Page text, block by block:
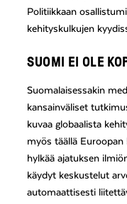
Politiikkaan
kehityskulkujen
SUOMI EI OLE
Suomalaisessakin
kansainväliset
kuvaa globaalista
myös täällä Euroopan
hylkää ajatuksen
käydyt keskustelut
automaattisesti